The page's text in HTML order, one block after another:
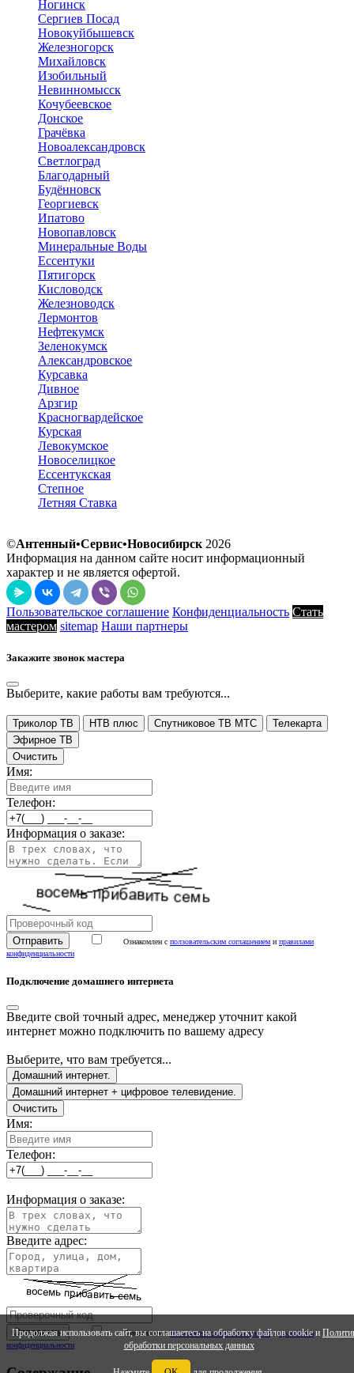
Продолжая использовать сайт, вы соглашаетесь на обработку файлов cookie и
обработки персональных данных
Ногинск
Сергиев Посад
Новокуйбышевск
Железногорск
Михайловск
Изобильный
Невинномысск
Кочубеевское
Донское
Грачёвка
Новоалександровск
Светлоград
Благодарный
Будённовск
Георгиевск
Ипатово
Новопавловск
Минеральные Воды
Ессентуки
Пятигорск
Кисловодск
Железноводск
Лермонтов
Нефтекумск
Зеленокумск
Александровское
Курсавка
Дивное
Арзгир
Красногвардейское
Курская
Левокумское
Новоселицкое
Ессентукская
Степное
Летняя Ставка
©Антенный•Сервис•Новосибирск2026
Информация на данном сайте носит информационный
характер и не является офертой.
Пользовательское соглашение Конфиденциальность Стать
мастером sitemap Наши партнеры
Закажите звонок мастера
Выберите, какие работы вам требуются...
Триколор ТВ НТВ плюс Спутниковое ТВ МТС
Телекарта
Эфирное ТВ
Очистить
Имя:
Телефон:
Информация о заказе:
Ознакомлен с ползовательским соглашением и правилами
конфиденциальности
Подключение домашнего интернета
Введите свой точный адрес, менеджер уточнит какой
интернет можно подключить по вашему адресу
Выберите, что вам требуется...
Домашний интернет.
Домашний интернет + цифровое телевидение.
Очистить
Имя:
Телефон:
Информация о заказе:
Введите адрес:
Ознакомлен сползовательским соглашениемиправилами
конфиденциальности